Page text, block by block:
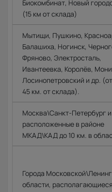
Биокомбинат, Новый
(15 км от склада)
Мытищи, Пушкино,
Балашиха, Ногинск,
Фряново, Электросталь,
Ивантеевка, Королёв,
Лосинопетровский и др.
45 км. от склада).
Москва\Санкт-Петербург и
расположенные в районе
МКАД\КАД до 10 км. в
Города
области,